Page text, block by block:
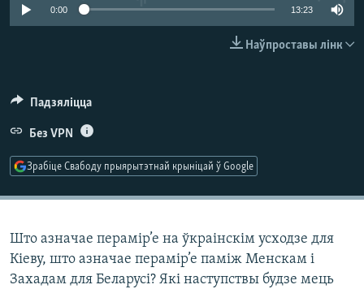
КУЛЬТУРА
МОВА0:00 13:23
Наўпроставы лінк
Падзяліцца
Без VPN
Зрабіце Свабоду прыярытэтнай крыніцай ў Google
Што азначае перамір’е на ўкраінскім усходзе для
Кіеву, што азначае перамір’е паміж Менскам і
Захадам для Беларусі? Які наступствы будзе мець